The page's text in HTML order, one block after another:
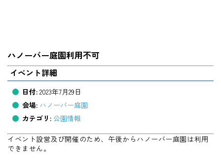
ハノーバー庭園利用不可
イベント詳細
日付: 2023年7月29日
会場: ハノーバー庭園
カテゴリ: 公園情報
イベント設営及び開催のため、午後からハノーバー庭園は利用
できません。